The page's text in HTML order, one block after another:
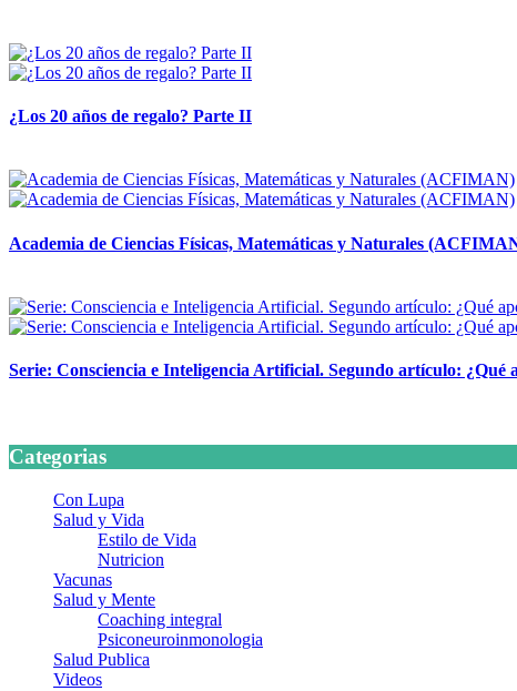
¿Los 20 años de regalo? Parte II
Academia de Ciencias Físicas, Matemáticas y Naturales
Serie: Consciencia e Inteligencia Artificial. Segundo artículo: ¿Qué
Categorias
Con Lupa
Salud y Vida
Estilo de Vida
Nutricion
Vacunas
Salud y Mente
Coaching integral
Psiconeuroinmonologia
Salud Publica
Videos